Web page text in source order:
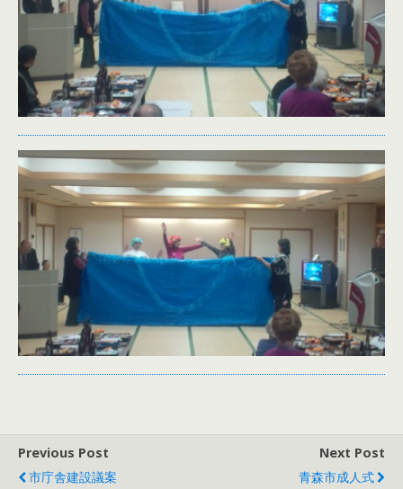
Previous Post
市庁舎建設議案
Next Post
青森市成人式